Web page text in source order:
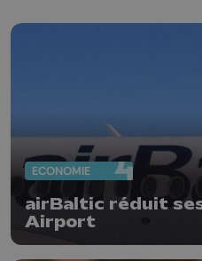
ECONOMIE
airBaltic réduit
Airport